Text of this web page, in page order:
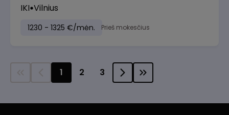
IKI Vilnius
1230 - 1325 €/mėn. Prieš mokesčius
1 2 3